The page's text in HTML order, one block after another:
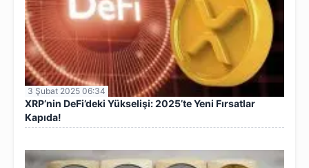
3 Şubat 2025 06:34
XRP’nin DeFi’deki Yükselişi: 2025’te Yeni Fırsatlar
Kapıda!